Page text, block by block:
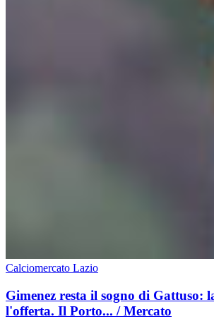
Calciomercato Lazio
Gimenez resta il sogno di Gattuso:
l'offerta. Il Porto... / Mercato